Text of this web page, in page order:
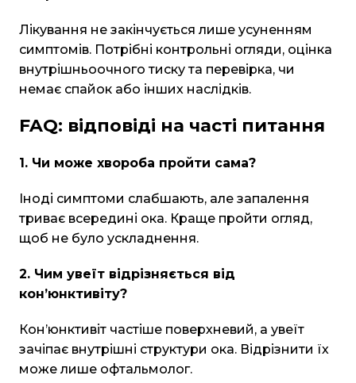
Лікування не закінчується лише усуненням
симптомів. Потрібні контрольні огляди, оцінка
внутрішньоочного тиску та перевірка, чи
немає спайок або інших наслідків.
FAQ: відповіді на часті питання
1. Чи може хвороба пройти сама?
Іноді симптоми слабшають, але запалення
триває всередині ока. Краще пройти огляд,
щоб не було ускладнення.
2. Чим увеїт відрізняється від
кон’юнктивіту?
Кон’юнктивіт частіше поверхневий, а увеїт
зачіпає внутрішні структури ока. Відрізнити їх
може лише офтальмолог.